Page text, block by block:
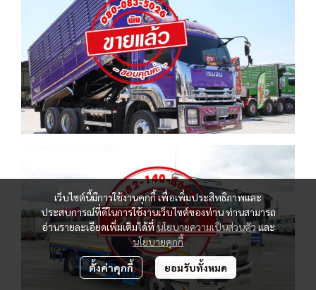
เว็บไซต์นี้มีการใช้งานคุกกี้ เพื่อเพิ่มประสิทธิภาพและ
ประสบการณ์ที่ดีในการใช้งานเว็บไซต์ของท่าน ท่านสามารถ
อ่านรายละเอียดเพิ่มเติมได้ที่นโยบายความเป็นส่วนตัวและ
นโยบายคุกกี้
ตั้งค่าคุกกี้ ยอมรับทั้งหมด